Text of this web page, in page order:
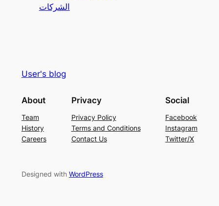
الشركات
User's blog
About
Team
History
Careers
Privacy
Privacy Policy
Terms and Conditions
Contact Us
Social
Facebook
Instagram
Twitter/X
Designed with WordPress